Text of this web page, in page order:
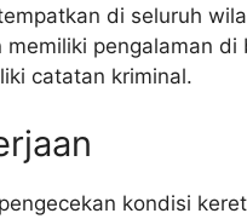
di seluruh
memiliki pengalaman di
catatan kriminal.
kondisi